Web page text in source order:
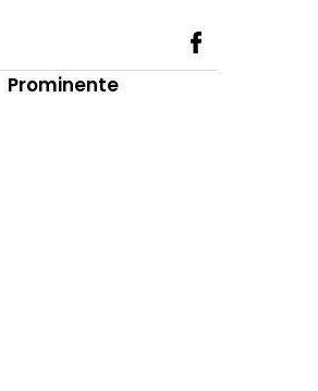
Prominente